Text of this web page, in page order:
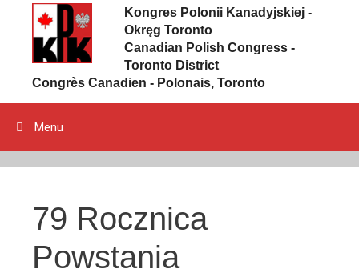
Kongres Polonii Kanadyjskiej -
Okręg Toronto
Canadian Polish Congress -
Toronto District
Congrès Canadien - Polonais, Toronto
Menu
79 Rocznica
Powstania